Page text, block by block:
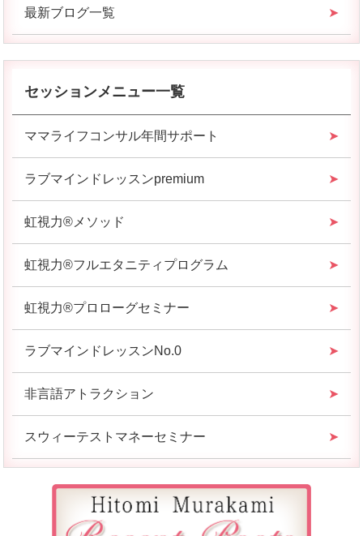
最新ブログ一覧
セッションメニュー一覧
ママライフコンサル年間サポート
ラブマインドレッスンpremium
虹視力®︎メソッド
虹視力®︎フルエタニティプログラム
虹視力®︎プロローグセミナー
ラブマインドレッスンNo.0
非言語アトラクション
スウィーテストマネーセミナー